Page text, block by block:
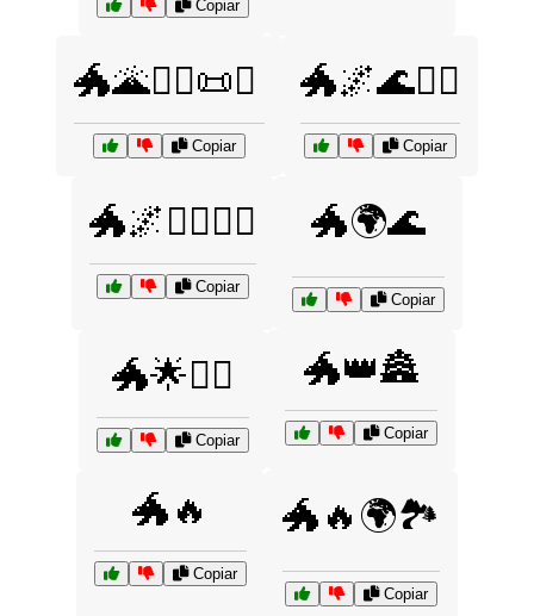
Copiar
🐲🌋🧙‍♀️📜✨
Copiar
🐲🌌🌊🧝‍♀️
Copiar
🐲🌌🦸‍♂️🦸‍♀️
Copiar
🐲🌍🌊
Copiar
🐲🌟🧝‍♀️
Copiar
🐲👑🏯
Copiar
🐲🔥
Copiar
🐲🔥🌍🏞️
Copiar